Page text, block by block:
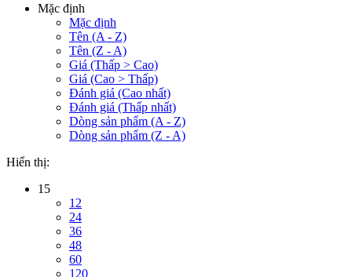
Mặc định
Mặc định
Tên (A - Z)
Tên (Z - A)
Giá (Thấp > Cao)
Giá (Cao > Thấp)
Đánh giá (Cao nhất)
Đánh giá (Thấp nhất)
Dòng sản phẩm (A - Z)
Dòng sản phẩm (Z - A)
Hiển thị:
15
12
24
36
48
60
120